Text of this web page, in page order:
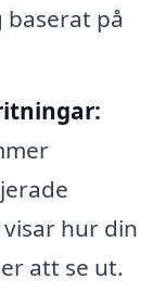
på
hur din
att se ut.